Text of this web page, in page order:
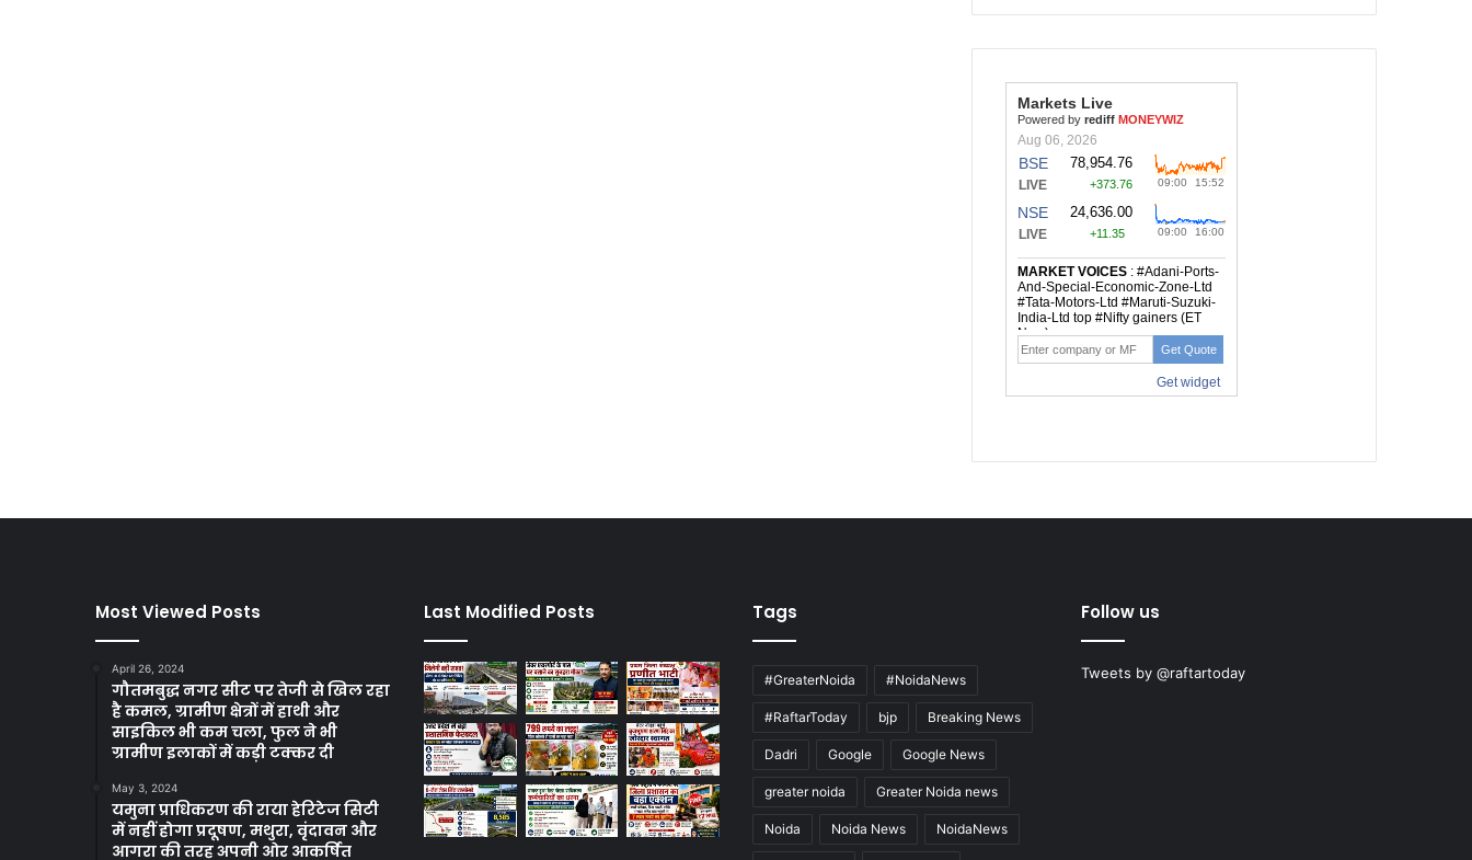
Most Viewed Posts
April 26, 2024
गौतमबुद्ध नगर सीट पर तेजी से खिल रहा
है कमल, ग्रामीण क्षेत्रों में हाथी और
साइकिल भी कम चला, फुल ने भी
ग्रामीण इलाकों में कड़ी टक्कर दी
May 3, 2024
यमुना प्राधिकरण की राया हेरिटेज सिटी
में नहीं होगा प्रदूषण, मथुरा, वृंदावन और
आगरा की तरह अपनी ओर आकर्षित
Last Modified Posts Tags
#GreaterNoida #NoidaNews
#RaftarToday bjp Breaking News
Dadri Google Google News
greater noida Greater Noida news
Noida Noida News NoidaNews
Follow us
Tweets by @raftartoday